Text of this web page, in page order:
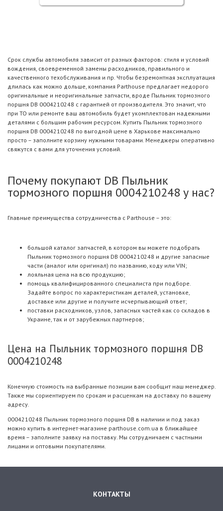
Срок службы автомобиля зависит от разных факторов: стиля и условий
вождения, своевременной замены расходников, правильного и
качественного техобслуживания и пр. Чтобы безремонтная эксплуатация
длилась как можно дольше, компания Parthouse предлагает недорого
оригинальные и неоригинальные запчасти, вроде Пыльник тормозного
поршня DB 0004210248 с гарантией от производителя. Это значит, что
при ТО или ремонте ваш автомобиль будет укомплектован надежными
деталями с большим рабочим ресурсом. Купить Пыльник тормозного
поршня DB 0004210248 по выгодной цене в Харькове максимально
просто – заполните корзину нужными товарами. Менеджеры оперативно
свяжутся с вами для уточнения условий.
Почему покупают DB Пыльник
тормозного поршня 0004210248 у нас?
Главные преимущества сотрудничества с Parthouse – это:
большой каталог запчастей, в котором вы можете подобрать
Пыльник тормозного поршня DB 0004210248 и другие запасные
части (аналог или оригинал) по названию, коду или VIN;
лояльная цена на всю продукцию;
помощь квалифицированного специалиста при подборе.
Задайте вопрос по характеристикам деталей, установке,
доставке или другие и получите исчерпывающий ответ;
поставки расходников, узлов, запасных частей как со складов в
Украине, так и от зарубежных партнеров;
Цена на Пыльник тормозного поршня DB
0004210248
Конечную стоимость на выбранные позиции вам сообщит наш менеджер.
Также мы сориентируем по срокам и расценкам на доставку по вашему
адресу.
0004210248 Пыльник тормозного поршня DB в наличии и под заказ
можно купить в интернет-магазине parthouse.com.ua в ближайшее
время – заполните заявку на поставку. Мы сотрудничаем с частными
лицами и оптовыми покупателями.
КОНТАКТЫ